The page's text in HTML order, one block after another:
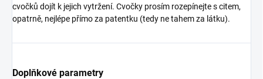
cvočků dojít k jejich vytržení. Cvočky prosím rozepínejte s citem,
opatrně, nejlépe přímo za patentku (tedy ne tahem za látku).
Doplňkové parametry